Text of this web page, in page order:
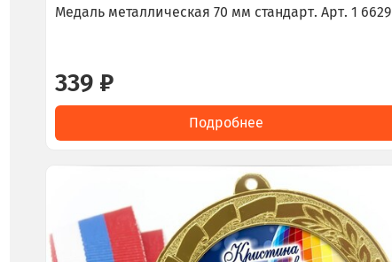
Медаль металлическая 70 мм стандарт. Арт. 1 6629
339 ₽
Подробнее